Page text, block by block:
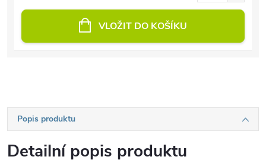
VLOŽIT DO KOŠÍKU
Popis produktu
Detailní popis produktu